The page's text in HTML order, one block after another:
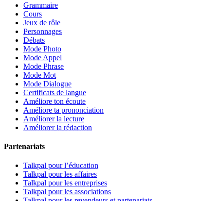
Grammaire
Cours
Jeux de rôle
Personnages
Débats
Mode Photo
Mode Appel
Mode Phrase
Mode Mot
Mode Dialogue
Certificats de langue
Améliore ton écoute
Améliore ta prononciation
Améliorer la lecture
Améliorer la rédaction
Partenariats
Talkpal pour l’éducation
Talkpal pour les affaires
Talkpal pour les entreprises
Talkpal pour les associations